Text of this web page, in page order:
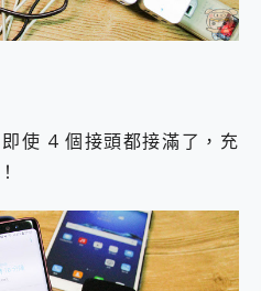
使 4 個接頭都接滿了，充